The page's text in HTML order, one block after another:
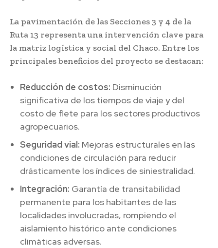
La pavimentación de las Secciones 3 y 4 de la
Ruta 13 representa una intervención clave para
la matriz logística y social del Chaco. Entre los
principales beneficios del proyecto se destacan:
Reducción de costos: Disminución
significativa de los tiempos de viaje y del
costo de flete para los sectores productivos
agropecuarios.
Seguridad vial: Mejoras estructurales en las
condiciones de circulación para reducir
drásticamente los índices de siniestralidad.
Integración: Garantía de transitabilidad
permanente para los habitantes de las
localidades involucradas, rompiendo el
aislamiento histórico ante condiciones
climáticas adversas.